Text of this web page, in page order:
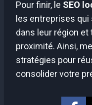
Pour finir, le SEO
les entreprises
dans leur région
proximité. Ainsi,
stratégies pour
consolider votre